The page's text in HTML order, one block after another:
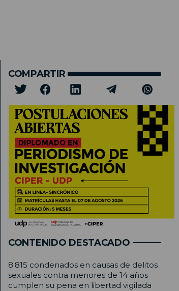
COMPARTIR
CONTENIDO DESTACADO
8.815 condenados en causas de delitos
sexuales contra menores de 14 años
cumplen su pena en libertad vigilada